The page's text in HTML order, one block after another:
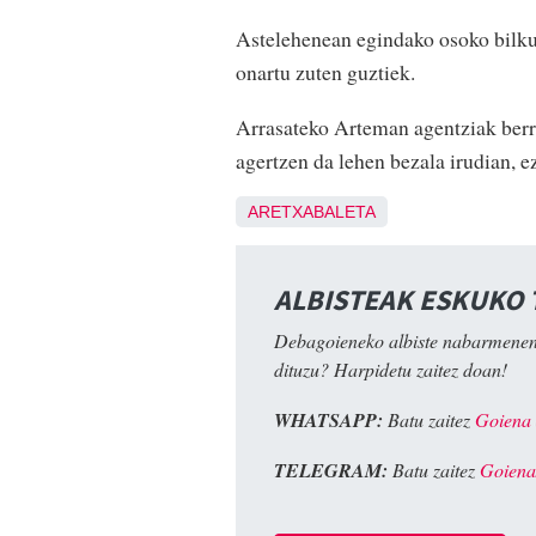
Astelehenean egindako osoko
onartu zuten guztiek.
Arrasateko Arteman agentziak
agertzen da lehen bezala irudian,
ARETXABALETA
ALBISTEAK ESKUKO
Debagoieneko albiste
dituzu? Harpidetu zaitez doan!
WHATSAPP: Batu zaitezGoiena
TELEGRAM: Batu zaitez